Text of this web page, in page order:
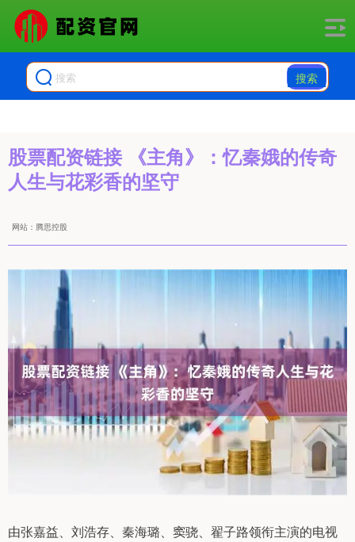
搜索
股票配资链接 《主角》：忆秦娥的传奇
人生与花彩香的坚守
网站：腾思控股
由张嘉益、刘浩存、秦海璐、窦骁、翟子路领衔主演的电视